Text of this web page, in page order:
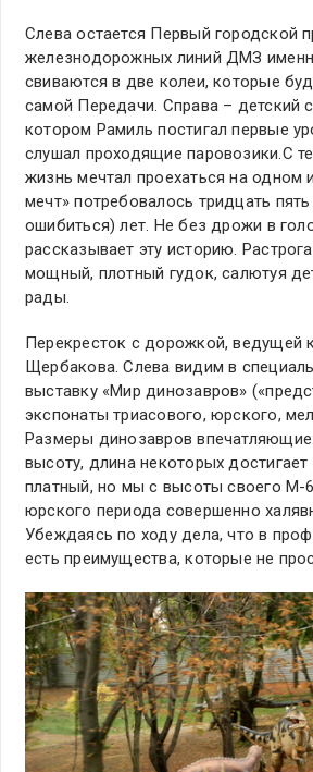
Слева остается Первый городской
железнодорожных линий ДМЗ
свиваются в две колеи, которые
самой Передачи. Справа – детский
котором Рамиль постигал первые
слушал проходящие паровозики.С
жизнь мечтал проехаться на одном
мечт» потребовалось тридцать
ошибиться) лет. Не без дрожи в
рассказывает эту историю.
мощный, плотный гудок, салютуя
рады.
Перекресток с дорожкой, ведущей
Щербакова. Слева видим в
выставку «Мир динозавров»
экспонаты триасового, юрского,
Размеры динозавров
высоту, длина некоторых
платный, но мы с высоты своего М-
юрского периода совершенно
Убеждаясь по ходу дела, что в
есть преимущества, которые не